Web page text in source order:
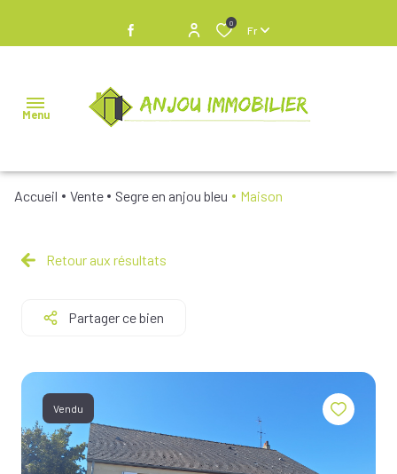
0
Fr
Menu
VENDRE
BIENS
BIENS À
LA
LOCATION
Accueil Vente Segre en anjou bleu Maison
Retour aux résultats
Partager ce bien
Vendu